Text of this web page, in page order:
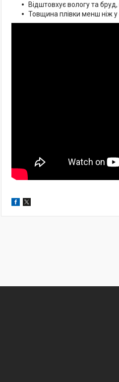
Відштовхує вологу та
Товщина плівки менш ніж у